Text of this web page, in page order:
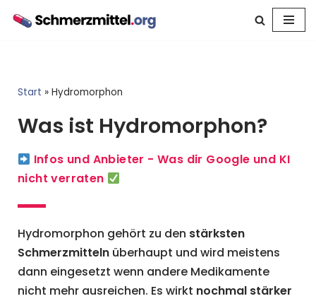
Start » Hydromorphon
Was ist Hydromorphon?
Infos und Anbieter - Was dir Google und KI
nicht verraten
Hydromorphon gehört zu den stärksten
Schmerzmitteln überhaupt und wird meistens
dann eingesetzt wenn andere Medikamente
nicht mehr ausreichen. Es wirkt nochmal stärker